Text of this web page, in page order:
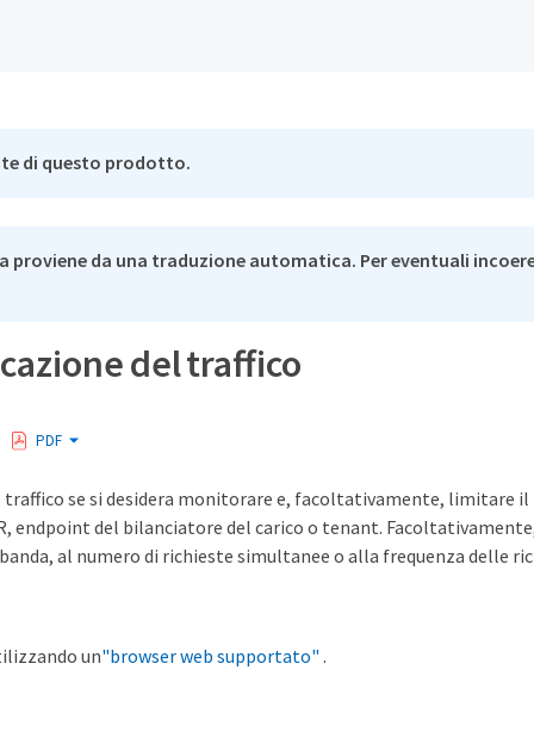
di questo prodotto.
proviene da una traduzione automatica. Per eventuali
del traffico
PDF
se si desidera monitorare e, facoltativamente, limitare il
endpoint del bilanciatore del carico o tenant.
al numero di richieste simultanee o alla frequenza delle
un"browser web supportato" .